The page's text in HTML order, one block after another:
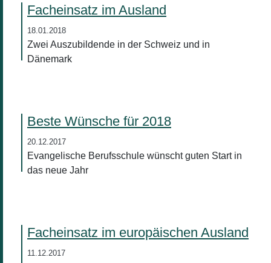
Facheinsatz im Ausland
18.01.2018
Zwei Auszubildende in der Schweiz und in
Dänemark
Beste Wünsche für 2018
20.12.2017
Evangelische Berufsschule wünscht guten Start in
das neue Jahr
Facheinsatz im europäischen Ausland
11.12.2017